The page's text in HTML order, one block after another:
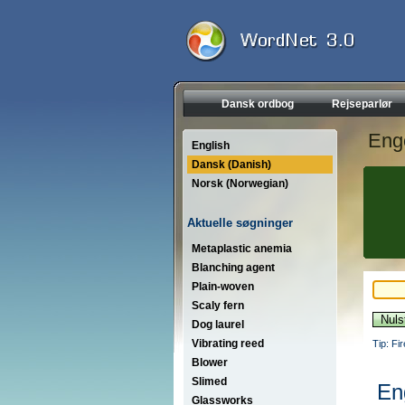
Dansk ordbog Rejseparlør
English
Dansk (Danish)
Norsk (Norwegian)
Aktuelle søgninger
Metaplastic anemia
Blanching agent
Plain-woven
Scaly fern
Dog laurel
Vibrating reed
Blower
Slimed
Glassworks
Tip: